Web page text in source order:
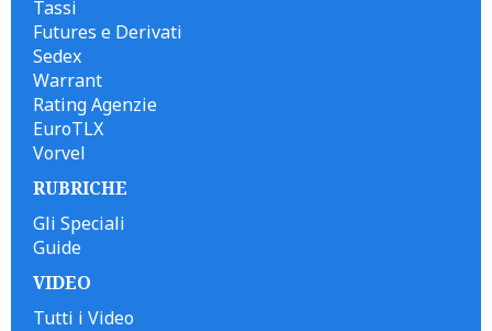
Tassi
Futures e Derivati
Sedex
Warrant
Rating Agenzie
EuroTLX
Vorvel
RUBRICHE
Gli Speciali
Guide
VIDEO
Tutti i Video